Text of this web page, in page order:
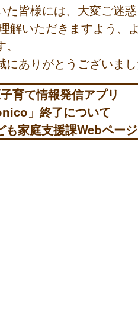
た皆様には、大変ご迷
解いただきますよう、
ありがとうございまし
育て情報発信アプリ
」終了について
も家庭支援課Webページ